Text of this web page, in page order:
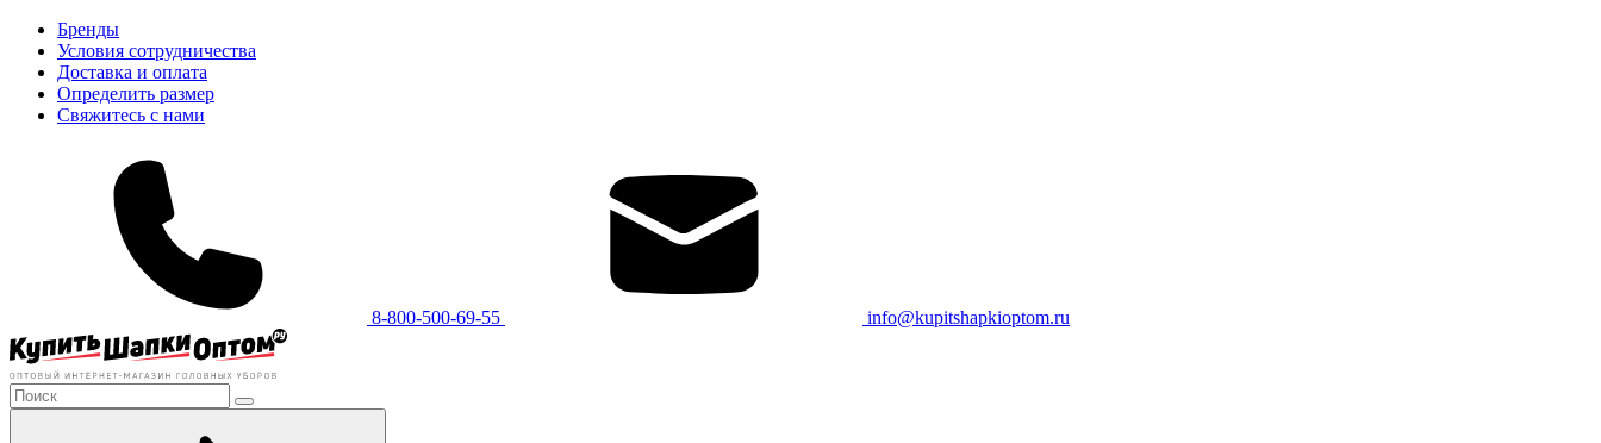
Бренды
Условия сотрудничества
Доставка и оплата
Определить размер
Свяжитесь с нами
8-800-500-69-55 info@kupitshapkioptom.ru